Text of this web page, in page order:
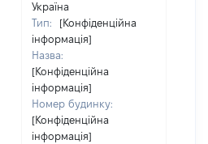
Україна
Тип:
[Конфіденційна
інформація]
Назва:
[Конфіденційна
інформація]
Номер будинку:
[Конфіденційна
інформація]